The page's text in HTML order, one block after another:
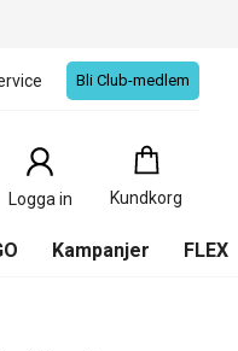
Bli Club-medlem
Logga in Kundkorg
Kundkorg
0
Produkter
Kampanjer FLEX